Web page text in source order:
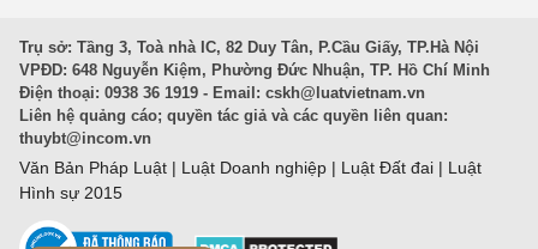
Trụ sở: Tầng 3, Toà nhà IC, 82 Duy Tân, P.Cầu Giấy, TP.Hà Nội
VPĐD: 648 Nguyễn Kiệm, Phường Đức Nhuận, TP. Hồ Chí Minh
Điện thoại: 0938 36 1919 - Email: cskh@luatvietnam.vn
Liên hệ quảng cáo; quyền tác giả và các quyền liên quan:
thuybt@incom.vn
Văn Bản Pháp Luật | Luật Doanh nghiệp | Luật Đất đai | Luật
Hình sự 2015